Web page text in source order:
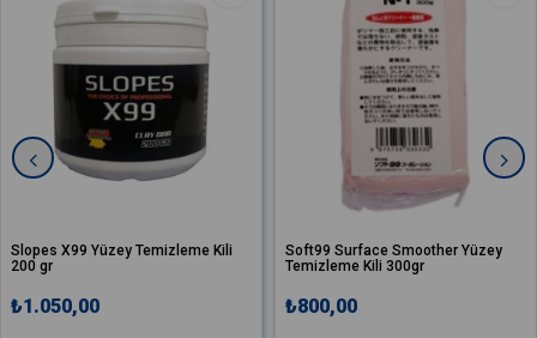
X99 Yüzey Temizleme Kili
Soft99 Surface Smoother Yüzey
Temizleme Kili 300gr
₺800,00